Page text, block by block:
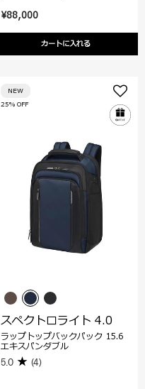
¥88,000
カートに入れる
25% OFF
NEW
スペクトロライト 4.0
ラップトップバックパック 15.6
エキスパンダブル
5.0 (4)